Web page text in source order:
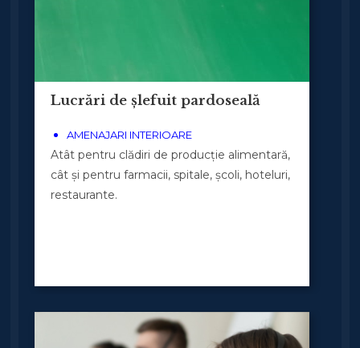
Lucrări de șlefuit pardoseală
AMENAJARI INTERIOARE
Atât pentru clădiri de producție alimentară,
cât și pentru farmacii, spitale, școli, hoteluri,
restaurante.